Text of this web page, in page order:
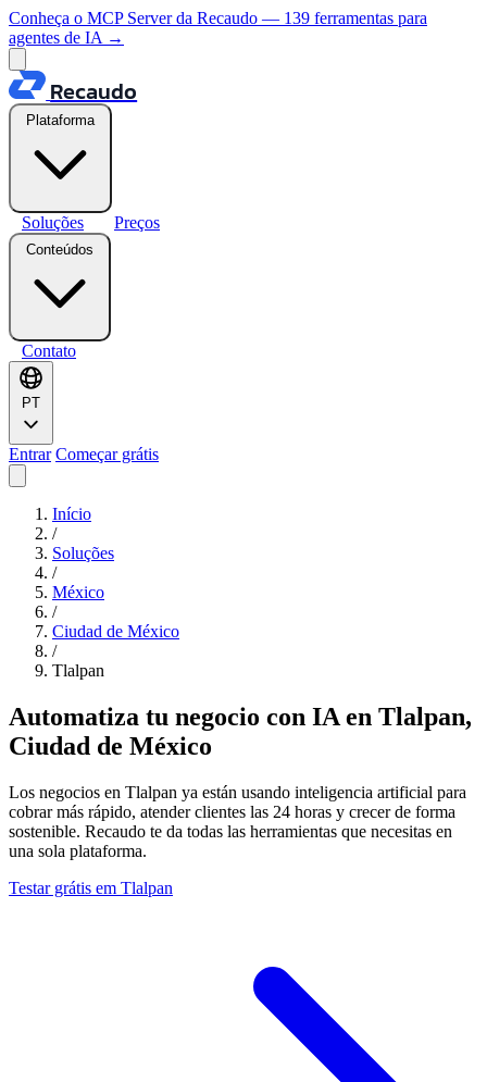
Conheça o MCP Server da Recaudo — 139 ferramentas para
agentes de IA →
Recaudo
Plataforma
Soluções Preços
Conteúdos
Contato
PT
Entrar Começar grátis
Início
/
Soluções
/
México
/
Ciudad de México
/
Tlalpan
Automatiza tu negocio con IA en Tlalpan,
Ciudad de México
Los negocios en Tlalpan ya están usando inteligencia artificial para
cobrar más rápido, atender clientes las 24 horas y crecer de forma
sostenible. Recaudo te da todas las herramientas que necesitas en
una sola plataforma.
Testar grátis em Tlalpan